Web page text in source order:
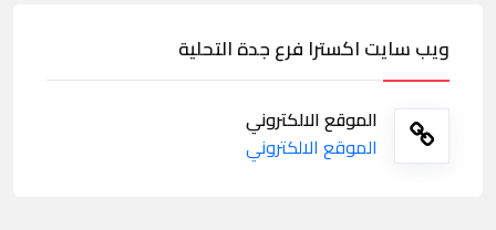
ويب سايت اكسترا فرع جدة التحلية
الموقع الالكتروني
الموقع الالكتروني